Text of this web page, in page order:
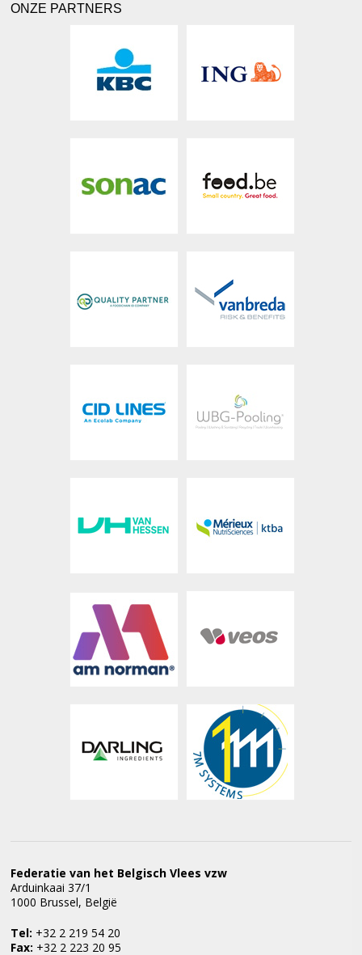
ONZE PARTNERS
Federatie van het Belgisch Vlees vzw
Arduinkaai 37/1
1000 Brussel, België
Tel: +32 2 219 54 20
Fax: +32 2 223 20 95